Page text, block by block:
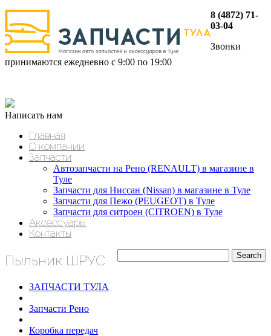
8 (4872) 71-
03-04
Звонки
принимаются ежедневно с 9:00 по 19:00
Написать нам
Главная
О компании
Запчасти
Автозапчасти на Рено (RENAULT) в магазине в
Туле
Запчасти для Ниссан (Nissan) в магазине в Туле
Запчасти для Пежо (PEUGEOT) в Туле
Запчасти для ситроен (CITROEN) в Туле
Аксессуары
Контакты
Пыльник ШРУС
ЗАПЧАСТИ ТУЛА
Запчасти Рено
Коробка передач